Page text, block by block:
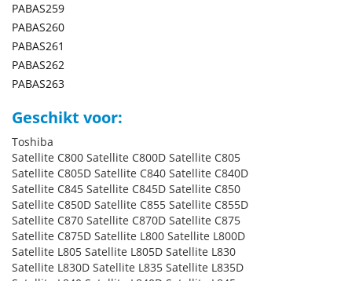
PABAS259
PABAS260
PABAS261
PABAS262
PABAS263
Geschikt voor:
Toshiba
Satellite C800 Satellite C800D Satellite C805
Satellite C805D Satellite C840 Satellite C840D
Satellite C845 Satellite C845D Satellite C850
Satellite C850D Satellite C855 Satellite C855D
Satellite C870 Satellite C870D Satellite C875
Satellite C875D Satellite L800 Satellite L800D
Satellite L805 Satellite L805D Satellite L830
Satellite L830D Satellite L835 Satellite L835D